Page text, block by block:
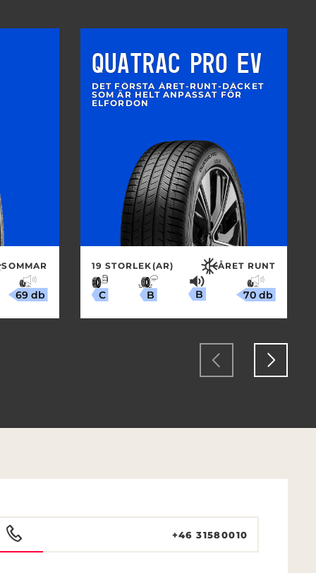
SOMMAR
69 db
QUATRAC PRO EV
DET FÖRSTA ÅRET-RUNT-DÄCKET
SOM ÄR HELT ANPASSAT FÖR
ELFORDON
19 STORLEK(AR) ÅRET RUNT
C B B 70 db
+46 31580010